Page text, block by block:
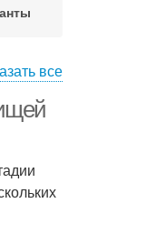
все